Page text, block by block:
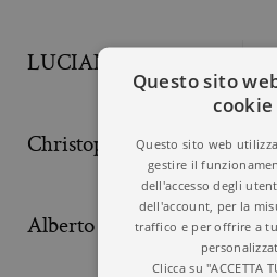
LUCIANO GALANO
Christophe Galfard
Alberto Gandolfi
Questo sito
cookie
Questo sito web
gestire il
dell'accesso degli
dell'account, per la
traffico e per offrire a
Clicca su "ACCETTA